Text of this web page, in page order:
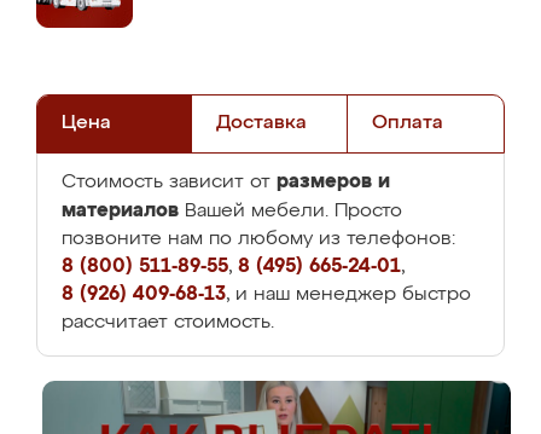
Цена Доставка Оплата
Стоимость зависит от размеров и
материалов Вашей мебели. Просто
позвоните нам по любому из телефонов:
8 (800) 511-89-55, 8 (495) 665-24-01,
8 (926) 409-68-13, и наш менеджер быстро
рассчитает стоимость.